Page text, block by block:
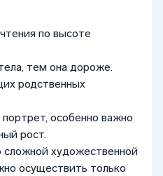
по высоте
тем она дороже.
родственных
особенно важно
рост.
сложной художественной
осуществить только